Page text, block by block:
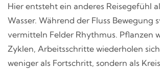
Hier entsteht ein anderes Reisegefühl
Wasser. Während der Fluss Bewegung
vermitteln Felder Rhythmus. Pflanzen
Zyklen, Arbeitsschritte wiederholen
weniger als Fortschritt, sondern als